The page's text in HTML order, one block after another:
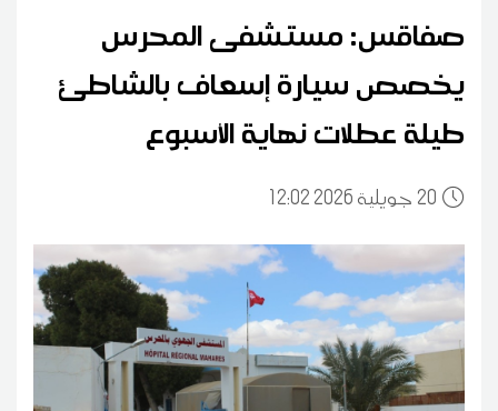
صفاقس: مستشفى المحرس
يخصص سيارة إسعاف بالشاطئ
طيلة عطلات نهاية الأسبوع
20 12:02 2026 جويلية